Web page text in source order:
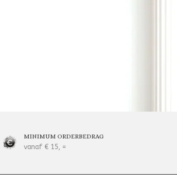
MINIMUM ORDERBEDRAG
vanaf € 15, =